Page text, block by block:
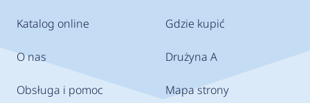
Podwojenie liczby punktów przebiega
Katalog online
O nas
Obsługa i pomoc
Gdzie kupić
Drużyna A
Mapa strony